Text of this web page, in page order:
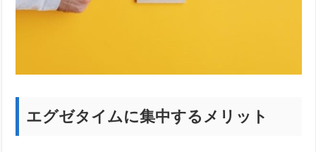
エグゼタイムに集中するメリット